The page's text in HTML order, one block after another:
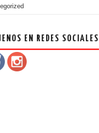
EN REDES SOCIALES